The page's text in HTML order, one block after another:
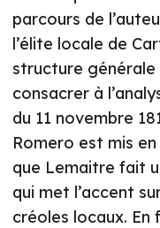
parcours de
l’élite locale de
structure générale
consacrer à
du 11 novembre
Romero est mis
que Lemaitre fait
qui met l’accent
créoles locaux.